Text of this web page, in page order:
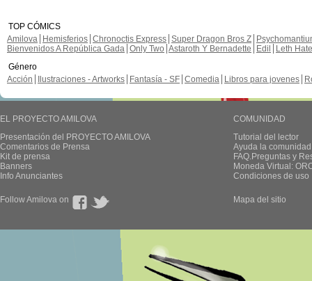
TOP CÓMICS
Amilova
Hemisferios Chronoctis Express Super Dragon Bros Z
Bienvenidos A República Gada Only Two Astaroth Y Bernadette Edil
Leth Hate
Género
Acción
Ilustraciones - Artworks Fantasía - SF Comedia Libros para jovenes
EL PROYECTO AMILOVA
Presentación del PROYECTO AMILOVA
Comentarios de Prensa
Kit de prensa
Banners
Info Anunciantes
COMUNIDAD
Tutorial del lector
Ayuda la
FAQ.Preguntas y
Moneda Virtual:
Condiciones de uso
Follow Amilova on Mapa del sitio